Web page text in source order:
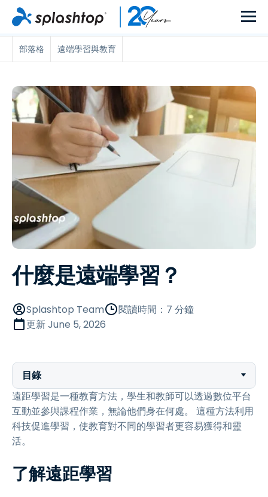
部落格 遠端學習與教育
什麼是遠端學習？
Splashtop Team
閱讀時間：7 分鐘
更新June 5, 2026
目錄
遠距學習是一種教育方法，學生和教師可以透過數位平台
互動並參與課程作業，無論他們身在何處。 這種方法利用
科技促進學習，使教育對不同的學習者更容易獲得和靈
活。
了解遠距學習